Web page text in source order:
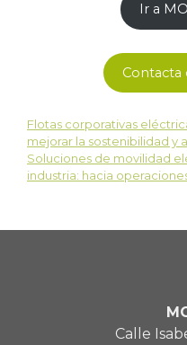
Ir a
Contacta
Flotas corporativas
mejorar la sostenibilidad y
Soluciones de movilidad
industria: hacia
Calle